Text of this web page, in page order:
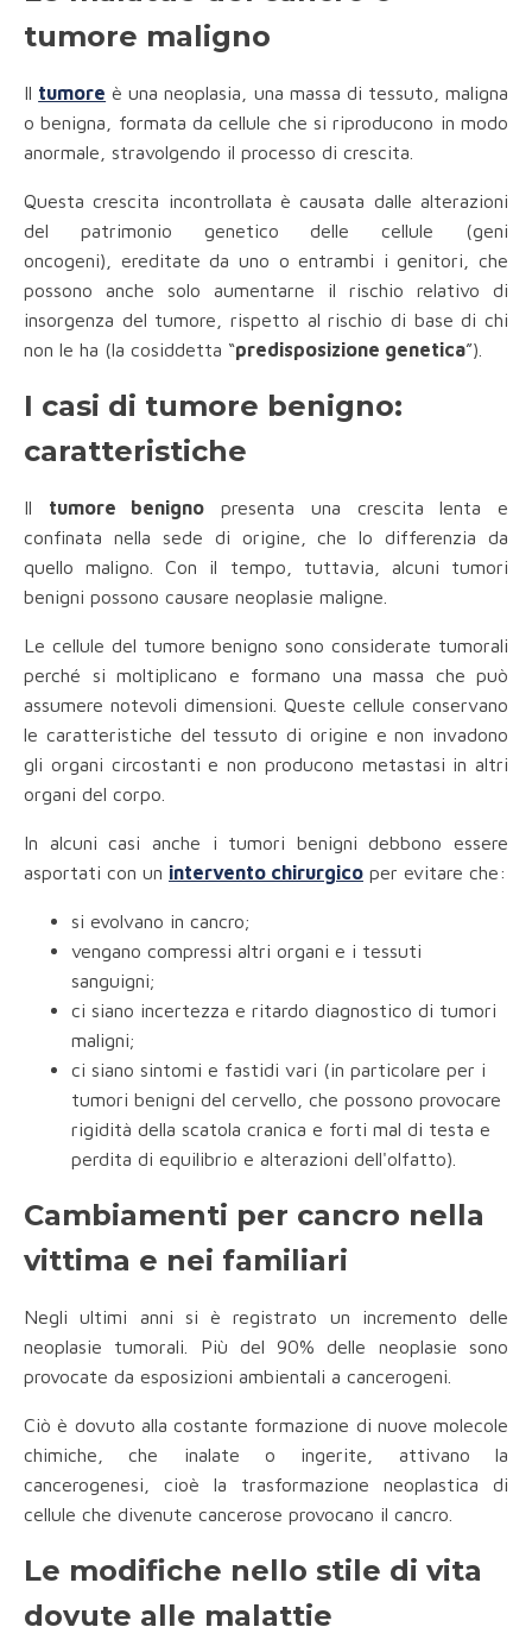
tumore maligno
Il tumore è una neoplasia, una massa di tessuto, maligna
o benigna, formata da cellule che si riproducono in modo
anormale, stravolgendo il processo di crescita.
Questa crescita incontrollata è causata dalle alterazioni
del patrimonio genetico delle cellule (geni
oncogeni), ereditate da uno o entrambi i genitori, che
possono anche solo aumentarne il rischio relativo di
insorgenza del tumore, rispetto al rischio di base di chi
non le ha (la cosiddetta “predisposizione genetica”).
I casi di tumore benigno:
caratteristiche
Il tumore benigno presenta una crescita lenta e
confinata nella sede di origine, che lo differenzia da
quello maligno. Con il tempo, tuttavia, alcuni tumori
benigni possono causare neoplasie maligne.
Le cellule del tumore benigno sono considerate tumorali
perché si moltiplicano e formano una massa che può
assumere notevoli dimensioni. Queste cellule conservano
le caratteristiche del tessuto di origine e non invadono
gli organi circostanti e non producono metastasi in altri
organi del corpo.
In alcuni casi anche i tumori benigni debbono essere
asportati con un intervento chirurgico per evitare che:
si evolvano in cancro;
vengano compressi altri organi e i tessuti
sanguigni;
ci siano incertezza e ritardo diagnostico di tumori
maligni;
ci siano sintomi e fastidi vari (in particolare per i
tumori benigni del cervello, che possono provocare
rigidità della scatola cranica e forti mal di testa e
perdita di equilibrio e alterazioni dell'olfatto).
Cambiamenti per cancro nella
vittima e nei familiari
Negli ultimi anni si è registrato un incremento delle
neoplasie tumorali. Più del 90% delle neoplasie sono
provocate da esposizioni ambientali a cancerogeni.
Ciò è dovuto alla costante formazione di nuove molecole
chimiche, che inalate o ingerite, attivano la
cancerogenesi, cioè la trasformazione neoplastica di
cellule che divenute cancerose provocano il cancro.
Le modifiche nello stile di vita
dovute alle malattie